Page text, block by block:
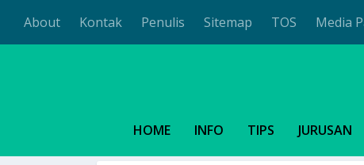
About Kontak Penulis Sitemap TOS Media
HOME INFO TIPS JURUSAN